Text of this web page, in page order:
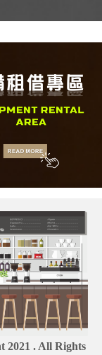
2021 . All Rights